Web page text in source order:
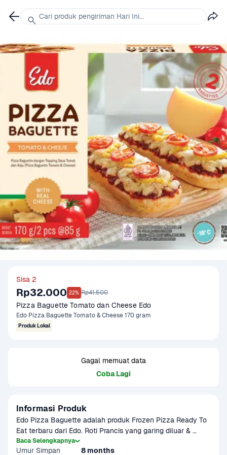
Sisa 2
Rp32.000 22% Rp41.500
Pizza Baguette Tomato dan Cheese Edo
Edo Pizza Baguette Tomato & Cheese 170 gram
Produk Lokal
Gagal memuat data
Coba Lagi
Informasi Produk
Edo Pizza Baguette adalah produk Frozen Pizza Ready To
Eat terbaru dari Edo. Roti Prancis yang garing diluar &
lembut di dalam dikombinasikan dengan topping nikmat
khas Italy, perpaduan rasa yang luar biasa di mulut. Dengan
Baca Selengkapnya
Umur Simpan 8 months
Cari produk pengiriman Hari Ini...